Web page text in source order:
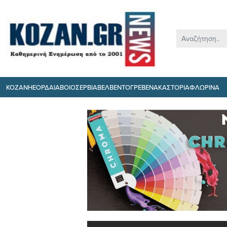
ΚΟΖΑΝΗΕΟΡΔΑΙΑΒΟΙΟΣΕΡΒΙΑΒΕΛΒΕΝΤΟΓΡΕΒΕΝΑΚΑΣΤΟΡΙΑΦΛΩΡΙΝΑ